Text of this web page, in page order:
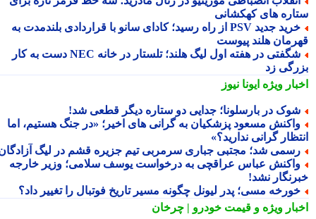
های کهکشانی
خرید جدید PSV از راه رسید؛ کادای سانو با قراردادی بلندمدت به
هلند پیوست
شگفتی در هفته اول لیگ هلند؛ تلستار در خانه NEC دست به کار
زد
ویژهایونا نیوز
در بارسلونا؛ جدایی دو ستاره دیگر قطعی شد!
مسعود پزشکیان به گرانی های اخیر؛ «در جنگ هستیم، اما
گرانی ندارید؟»
شد؛ مجتبی جباری سرمربی تیم جزیره قشم در لیگ آزادگان!
عباس عراقچی به درخواست یوسف سلامی؛ وزیر خارجه
نشد!
مسی؛ پدر لیونل چگونه مسیر تاریخ فوتبال را تغییر داد؟
ویژهو قیمت خودرو | چرخان